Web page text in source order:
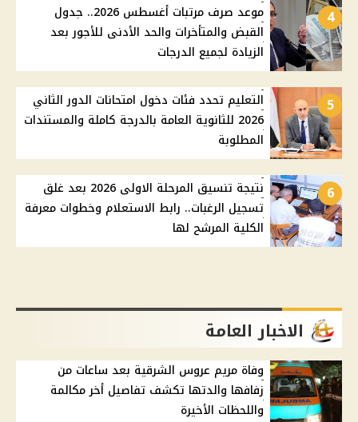
4
موعد صرف مرتبات أغسطس 2026.. جدول
القبض والمتأخرات والحد الأدنى للأجور بعد
الزيادة لجميع الدرجات
5
التعليم تحدد فئات دخول امتحانات الدور الثاني
2026 للثانوية العامة بالدرجة كاملة والمستندات
المطلوبة
6
نتيجة تنسيق المرحلة الاولى 2026 بعد غلق
تسجيل الرغبات.. رابط الاستعلام وخطوات معرفة
الكلية المرشح لها
الاخبار العامة
وفاة مريم عروس الشرقية بعد ساعات من
زفافها والدتها تكشف تفاصيل أخر مكالمة
واللحظات الأخيرة